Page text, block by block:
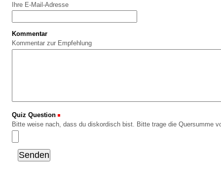
Ihre E-Mail-Adresse
Kommentar
Kommentar zur Empfehlung
Quiz Question
Bitte weise nach, dass du diskordisch bist. Bitte trage die Quersumme